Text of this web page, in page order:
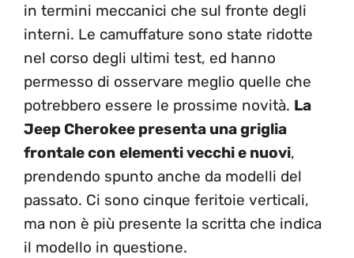
in termini meccanici che sul fronte degli
interni. Le camuffature sono state ridotte
nel corso degli ultimi test, ed hanno
permesso di osservare meglio quelle che
potrebbero essere le prossime novità. La
Jeep Cherokee presenta una griglia
frontale con elementi vecchi e nuovi,
prendendo spunto anche da modelli del
passato. Ci sono cinque feritoie verticali,
ma non è più presente la scritta che indica
il modello in questione.